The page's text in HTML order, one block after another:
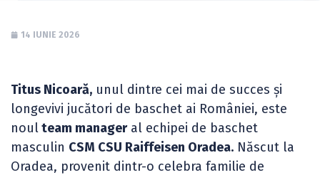
14 IUNIE 2026
Titus Nicoară, unul dintre cei mai de succes și
longevivi jucători de baschet ai României, este
noulteam manageral echipei de baschet
masculin CSM CSU Raiffeisen Oradea. Născut la
Oradea, provenit dintr-o celebra familie de